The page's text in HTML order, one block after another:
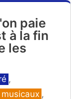
paie
à la fin
les
,
,